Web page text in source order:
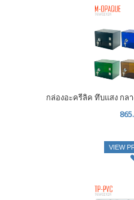
กล่องอะครีลิค ทึบแสง กลา
VIEW